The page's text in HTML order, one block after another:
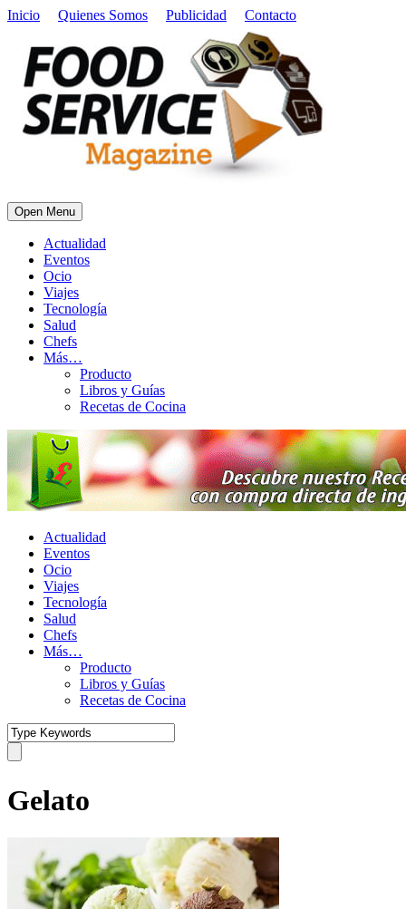
Inicio Quienes Somos Publicidad Contacto
Open Menu
Actualidad
Eventos
Ocio
Viajes
Tecnología
Salud
Chefs
Más…
Producto
Libros y Guías
Recetas de Cocina
Actualidad
Eventos
Ocio
Viajes
Tecnología
Salud
Chefs
Más…
Producto
Libros y Guías
Recetas de Cocina
Gelato